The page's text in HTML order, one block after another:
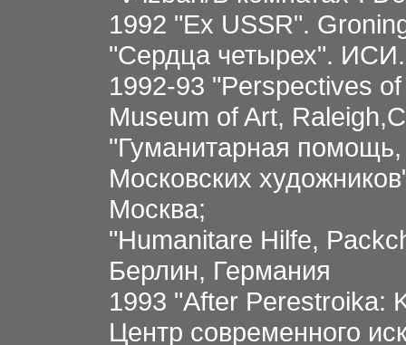
1992 "Ex USSR".
"Сердца четырех".
1992-93 "Perspectives
Museum of Art,
"Гуманитарная
Московских
Москва;
"Humanitare Hilfe,
Берлин, Германия
1993 "After Perestroika:
Центр современного